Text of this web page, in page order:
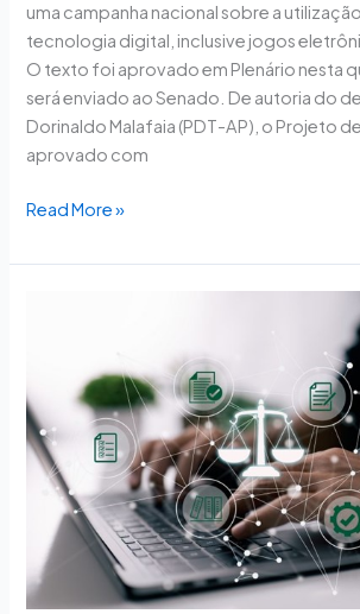
uma campanha nacional sobre a
tecnologia digital, inclusive jogos
O texto foi aprovado em Plenário nesta
será enviado ao Senado. De autoria do
Dorinaldo Malafaia (PDT-AP), o Projeto
aprovado com
Read More »
promove
seminário
sobre
soberania
digital